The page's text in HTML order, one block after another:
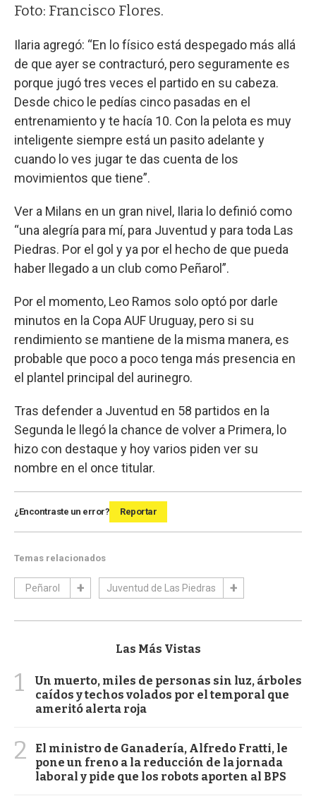
Foto: Francisco Flores.
Ilaria agregó: “En lo físico está despegado más allá
de que ayer se contracturó, pero seguramente es
porque jugó tres veces el partido en su cabeza.
Desde chico le pedías cinco pasadas en el
entrenamiento y te hacía 10. Con la pelota es muy
inteligente siempre está un pasito adelante y
cuando lo ves jugar te das cuenta de los
movimientos que tiene”.
Ver a Milans en un gran nivel, Ilaria lo definió como
“una alegría para mí, para Juventud y para toda Las
Piedras. Por el gol y ya por el hecho de que pueda
haber llegado a un club como Peñarol”.
Por el momento, Leo Ramos solo optó por darle
minutos en la Copa AUF Uruguay, pero si su
rendimiento se mantiene de la misma manera, es
probable que poco a poco tenga más presencia en
el plantel principal del aurinegro.
Tras defender a Juventud en 58 partidos en la
Segunda le llegó la chance de volver a Primera, lo
hizo con destaque y hoy varios piden ver su
nombre en el once titular.
¿Encontraste un error? Reportar
Temas relacionados
Peñarol Juventud de Las Piedras
Las Más Vistas
1
Un muerto, miles de personas sin luz, árboles
caídos y techos volados por el temporal que
ameritó alerta roja
2
El ministro de Ganadería, Alfredo Fratti, le
pone un freno a la reducción de la jornada
laboral y pide que los robots aporten al BPS